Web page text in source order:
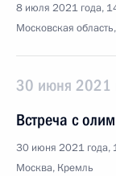
8 июля 2021 года,
Московская
30 июня 2021
Встреча с
30 июня 2021 года,
Москва, Кремль